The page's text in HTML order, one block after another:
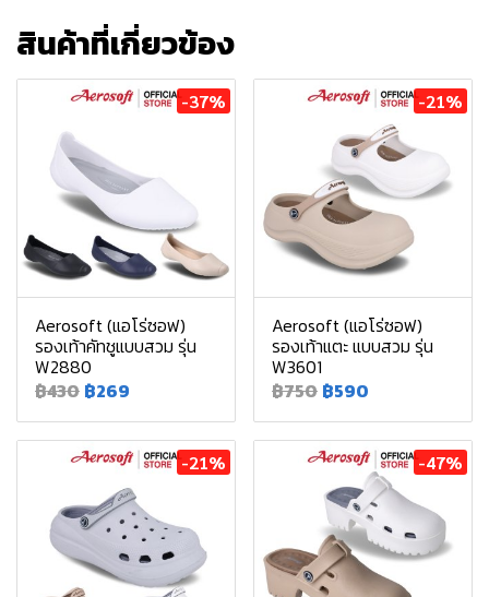
สินค้าที่เกี่ยวข้อง
-37%
Aerosoft (แอโร่ซอฟ)
รองเท้าคัทชูแบบสวม รุ่น
W2880
฿430 ฿269
-21%
Aerosoft (แอโร่ซอฟ)
รองเท้าแตะ แบบสวม รุ่น
W3601
฿750 ฿590
-21% -47%